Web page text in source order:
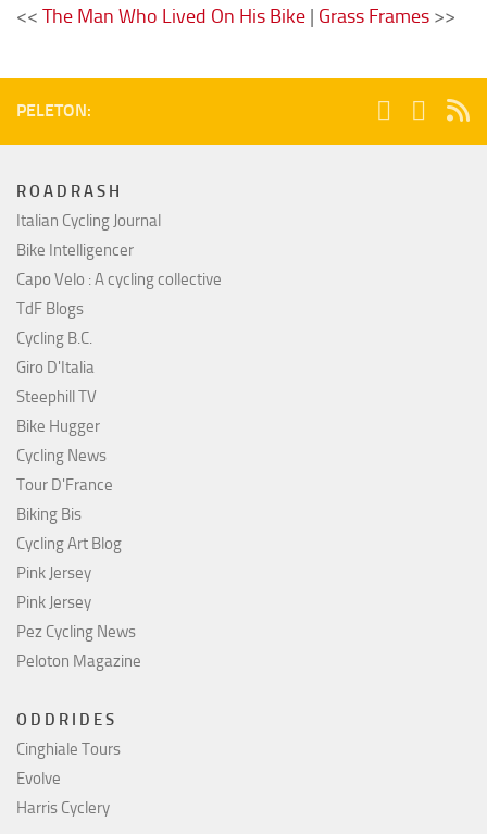
<< The Man Who Lived On His Bike | Grass Frames >>
PELETON:
R O A D R A S H
Italian Cycling Journal
Bike Intelligencer
Capo Velo : A cycling collective
TdF Blogs
Cycling B.C.
Giro D'Italia
Steephill TV
Bike Hugger
Cycling News
Tour D'France
Biking Bis
Cycling Art Blog
Pink Jersey
Pink Jersey
Pez Cycling News
Peloton Magazine
O D D R I D E S
Cinghiale Tours
Evolve
Harris Cyclery